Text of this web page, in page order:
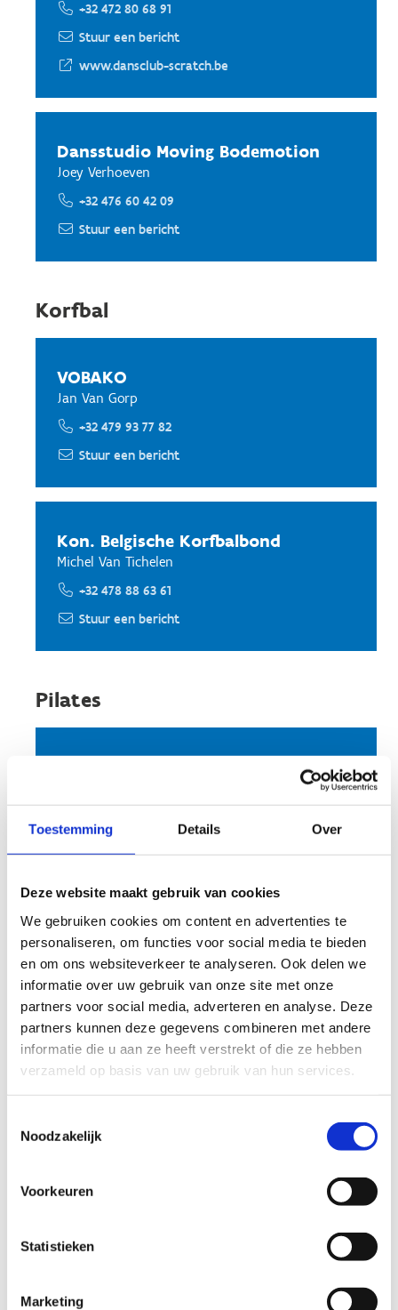
Toestemming Details Over
Deze website maakt gebruik van cookies
We gebruiken cookies om content en advertenties te
personaliseren, om functies voor social media te bieden
en om ons websiteverkeer te analyseren. Ook delen we
informatie over uw gebruik van onze site met onze
partners voor social media, adverteren en analyse. Deze
partners kunnen deze gegevens combineren met andere
informatie die u aan ze heeft verstrekt of die ze hebben
verzameld op basis van uw gebruik van hun services.
Noodzakelijk
Voorkeuren
Statistieken
Marketing
+32 472 80 68 91
Stuur een bericht
www.dansclub-scratch.be
Dansstudio Moving Bodemotion
Joey Verhoeven
+32 476 60 42 09
Stuur een bericht
Korfbal
VOBAKO
Jan Van Gorp
+32 479 93 77 82
Stuur een bericht
Kon. Belgische Korfbalbond
Michel Van Tichelen
+32 478 88 63 61
Stuur een bericht
Pilates
Stuur een bericht
Schaatsen
Herentalse IJshockeyclub
Frank Van Reeth
+32 475 42 55 26
Stuur een bericht
Kunschaatsclub Netepark Herentals
+32 486 34 86 81
Royal Belgian Icehockey Federation